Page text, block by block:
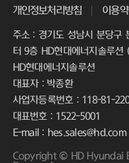
개인정보처리방침 이용
주소 : 경기도 성남시 분당구
터 9층 HD현대에너지솔루션
HD현대에너지솔루션
대표자 : 박종환
사업자등록번호 : 118-81-
대표번호 : 1522-5001
E-mail : hes.sales@hd.com
Copyright © HD Hyundai